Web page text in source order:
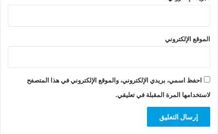
الموقع الإلكتروني
احفظ اسمي، بريدي الإلكتروني، والموقع الإلكتروني في هذا المتصفح
لاستخدامها المرة المقبلة في تعليقي.